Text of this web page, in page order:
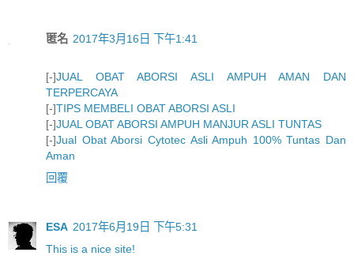
匿名 2017年3月16日 下午1:41
[-]JUAL OBAT ABORSI ASLI AMPUH AMAN DAN
TERPERCAYA
[-]TIPS MEMBELI OBAT ABORSI ASLI
[-]JUAL OBAT ABORSI AMPUH MANJUR ASLI TUNTAS
[-]Jual Obat Aborsi Cytotec Asli Ampuh 100% Tuntas Dan
Aman
回覆
ESA 2017年6月19日 下午5:31
This is a nice site!